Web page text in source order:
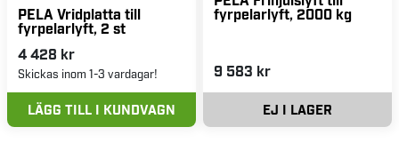
PELA Vridplatta till
fyrpelarlyft, 2 st
4 428 kr
Skickas inom 1-3 vardagar!
LÄGG TILL I KUNDVAGN
fyrpelarlyft, 2000 kg
9 583 kr
EJ I LAGER